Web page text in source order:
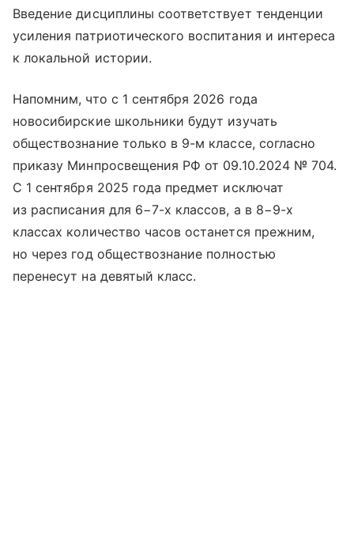
Введение дисциплины соответствует тенденции
усиления патриотического воспитания и интереса
к локальной истории.
Напомним, что с 1 сентября 2026 года
новосибирские школьники будут изучать
обществознание только в 9-м классе, согласно
приказу Минпросвещения РФ от 09.10.2024 № 704.
С 1 сентября 2025 года предмет исключат
из расписания для 6−7-х классов, а в 8−9-х
классах количество часов останется прежним,
но через год обществознание полностью
перенесут на девятый класс.